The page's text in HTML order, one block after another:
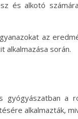
és alkotó
az
alkalmazása során.
gyógyászatban a
alkalmazták,